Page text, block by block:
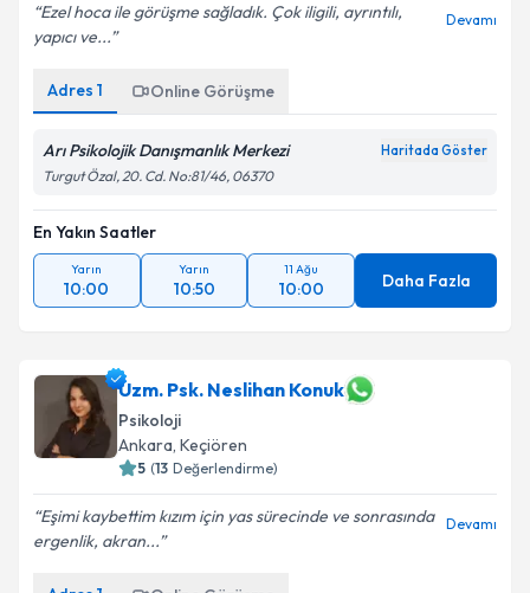
Ezel hoca ile görüşme sağladık. Çok iligili, ayrıntılı,
yapıcı ve...
Devamı
Adres 1 Online Görüşme
Arı Psikolojik Danışmanlık Merkezi Haritada Göster
Turgut Özal, 20. Cd. No:81/46, 06370
En Yakın Saatler
Yarın
10:00
Yarın
10:50
11 Ağu
10:00 Daha Fazla
Uzm. Psk. Neslihan Konuk
Psikoloji
Ankara, Keçiören
5 (13 Değerlendirme)
Eşimi kaybettim kızım için yas sürecinde ve sonrasında
ergenlik, akran...
Devamı